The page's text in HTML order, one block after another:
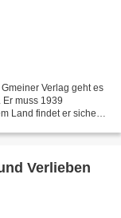
Verlag geht es
muss 1939
Land findet er sichere
Verlieben